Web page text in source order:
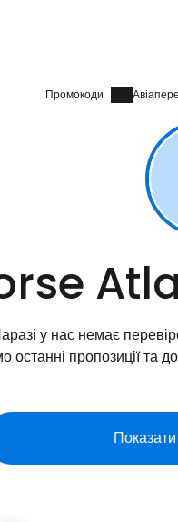
Промокоди
у нас немає
останні пропозиції та
...